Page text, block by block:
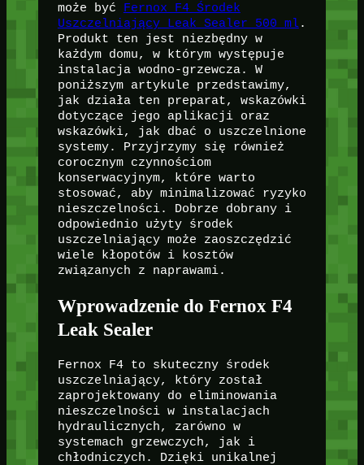
może być
Fernox F4 Środek
Uszczelniający Leak Sealer 500 ml.
Produkt ten jest niezbędny w
każdym domu, w którym występuje
instalacja wodno-grzewcza. W
poniższym artykule przedstawimy,
jak działa ten preparat, wskazówki
dotyczące jego aplikacji oraz
wskazówki, jak dbać o uszczelnione
systemy. Przyjrzymy się również
corocznym czynnościom
konserwacyjnym, które warto
stosować, aby minimalizować ryzyko
nieszczelności. Dobrze dobrany i
odpowiednio użyty środek
uszczelniający może zaoszczędzić
wiele kłopotów i kosztów
związanych z naprawami.
Wprowadzenie do Fernox F4
Leak Sealer
Fernox F4 to skuteczny środek
uszczelniający, który został
zaprojektowany do eliminowania
nieszczelności w instalacjach
hydraulicznych, zarówno w
systemach grzewczych, jak i
chłodniczych. Dzięki unikalnej